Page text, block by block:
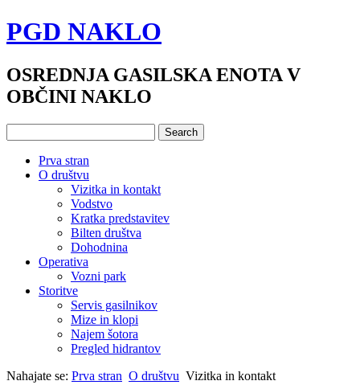
PGD NAKLO
OSREDNJA GASILSKA ENOTA V
OBČINI NAKLO
Prva stran
O društvu
Vizitka in kontakt
Vodstvo
Kratka predstavitev
Bilten društva
Dohodnina
Operativa
Vozni park
Storitve
Servis gasilnikov
Mize in klopi
Najem šotora
Pregled hidrantov
Nahajate se: Prva stran O društvu Vizitka in kontakt